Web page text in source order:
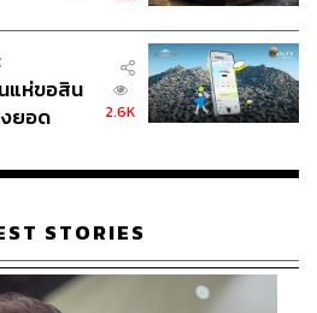
แห่ขอสิน
งยอด
2.6K
STORIES